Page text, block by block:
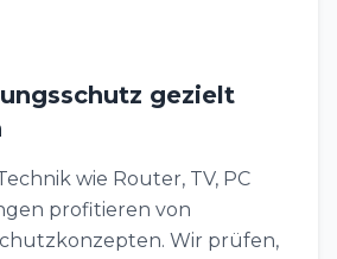
gezielt
wie Router, TV, PC
profitieren von
Wir prüfen,